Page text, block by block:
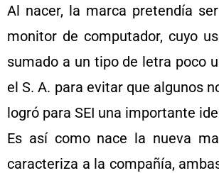
Al nacer, la marca pretendía
monitor de computador, cuyo
sumado a un tipo de letra poco
el S. A. para evitar que algunos
logró para SEI una importante
Es así como nace la nueva
caracteriza a la compañía,